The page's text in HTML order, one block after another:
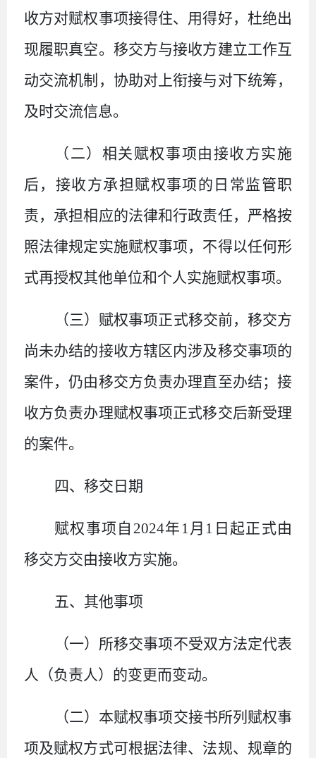
收方对赋权事项接得住、用得好，杜绝出
现履职真空。移交方与接收方建立工作互
动交流机制，协助对上衔接与对下统筹，
及时交流信息。
（二）相关赋权事项由接收方实施
后，接收方承担赋权事项的日常监管职
责，承担相应的法律和行政责任，严格按
照法律规定实施赋权事项，不得以任何形
式再授权其他单位和个人实施赋权事项。
（三）赋权事项正式移交前，移交方
尚未办结的接收方辖区内涉及移交事项的
案件，仍由移交方负责办理直至办结；接
收方负责办理赋权事项正式移交后新受理
的案件。
四、移交 日期
赋权事项自 2024年 1 月 1 日起正式由
移交方交由接收方实施。
五、其他事项
（一）所移交事项不受双方法定代表
人（负责人）的变更而变动。
（二）本赋权事项交接书所列赋权事
项及赋权方式可根据法律、法规、规章的